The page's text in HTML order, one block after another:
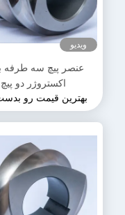
ویدیو
عنصر پیچ سه طرفه
اکستروژر دو پیچ
بهترین قیمت رو بدست